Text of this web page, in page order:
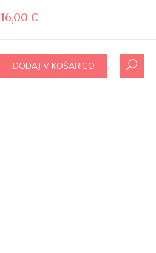
16,00€
DODAJ V KOŠARICO